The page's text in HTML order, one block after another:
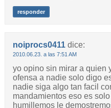
responder
noiprocs0411 dice:
2010.06.23. a las 7:51 AM
yo opino sin mirar a quien
ofensa a nadie solo digo
nadie siga algo tan facil
mandamientos eso es
humillemos le